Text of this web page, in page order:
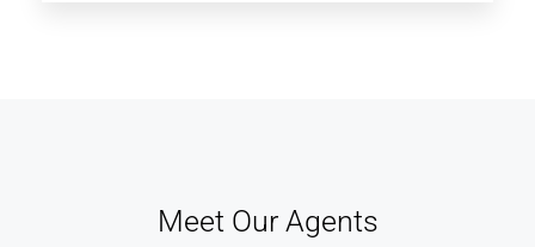
Meet Our Agents